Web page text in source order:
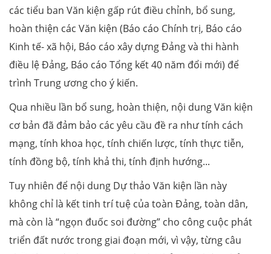
các tiểu ban Văn kiện gấp rút điều chỉnh, bổ sung,
hoàn thiện các Văn kiện (Báo cáo Chính trị, Báo cáo
Kinh tế- xã hội, Báo cáo xây dựng Đảng và thi hành
điều lệ Đảng, Báo cáo Tổng kết 40 năm đổi mới) để
trình Trung ương cho ý kiến.
Qua nhiều lần bổ sung, hoàn thiện, nội dung Văn kiện
cơ bản đã đảm bảo các yêu cầu đề ra như tính cách
mạng, tính khoa học, tính chiến lược, tính thực tiễn,
tính đồng bộ, tính khả thi, tính định hướng...
Tuy nhiên để nội dung Dự thảo Văn kiện lần này
không chỉ là kết tinh trí tuệ của toàn Đảng, toàn dân,
mà còn là “ngọn đuốc soi đường” cho công cuộc phát
triển đất nước trong giai đoạn mới, vì vậy, từng câu